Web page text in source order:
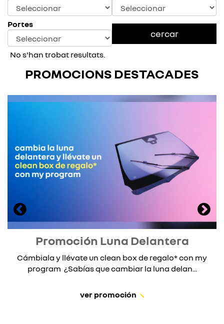
Portes
No s'han trobat resultats.
PROMOCIONS DESTACADES
Promoción Luna Delantera
Cámbiala y llévate un clean box de regalo* con my
program ¿Sabías que cambiar la luna delan...
ver promoción